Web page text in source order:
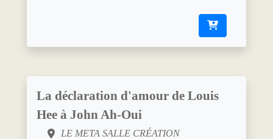
La déclaration d'amour de Louis
Hee à John Ah-Oui
LE META SALLE CRÉATION